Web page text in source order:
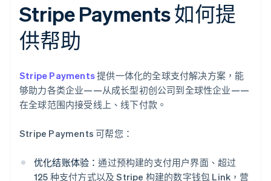
Stripe Payments 如何提
供帮助
Stripe Payments提供一体化的全球支付解决方案，能
够助力各类企业——从成长型初创公司到全球性企业——
在全球范围内接受线上、线下付款。
Stripe Payments 可帮您：
优化结账体验：通过预构建的支付用户界面、超过
125 种支付方式以及 Stripe 构建的数字钱包 Link，营